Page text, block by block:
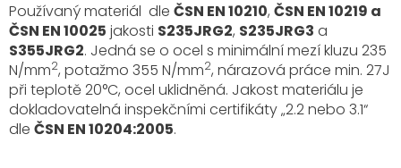
Používaný materiál dle ČSN EN 10210, ČSN EN 10219 a
ČSN EN 10025 jakosti S235JRG2, S235JRG3 a
S355JRG2. Jedná se o ocel s minimální mezí kluzu 235
N/mm2, potažmo 355 N/mm2, nárazová práce min. 27J
při teplotě 20°C, ocel uklidněná. Jakost materiálu je
dokladovatelná inspekčními certifikáty „2.2 nebo 3.1“
dle ČSN EN 10204:2005.